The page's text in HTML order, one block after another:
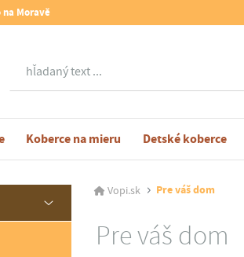
na Moravě
Hľadať
Koberce na mieru Detské koberce
Vopi.sk Pre váš dom
Pre váš dom